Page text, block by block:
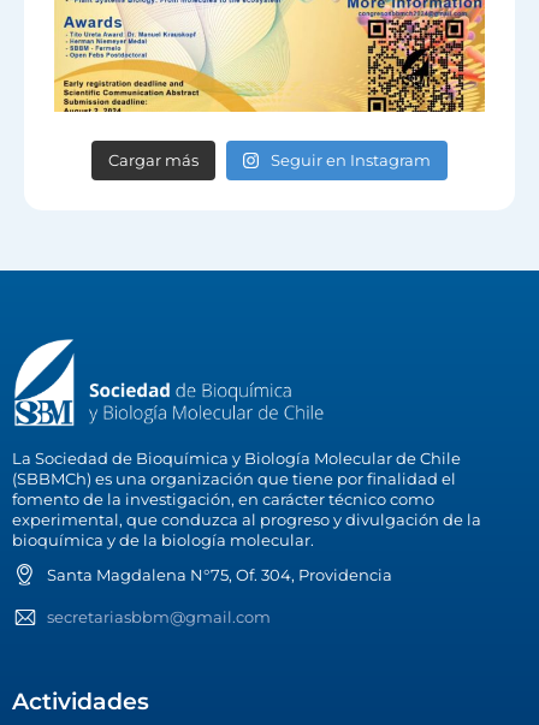
Cargar más Seguir en Instagram
La Sociedad de Bioquímica y Biología Molecular de Chile
(SBBMCh) es una organización que tiene por finalidad el
fomento de la investigación, en carácter técnico como
experimental, que conduzca al progreso y divulgación de la
bioquímica y de la biología molecular.
Santa Magdalena N°75, Of. 304, Providencia
secretariasbbm@gmail.com
Actividades